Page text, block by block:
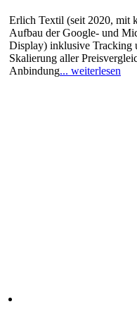
Erlich Textil (seit 2020, mit
Aufbau der Google- und
Display) inklusive Tracking
Skalierung aller
Anbindung... weiterlesen